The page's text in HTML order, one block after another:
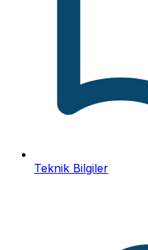
Teknik Bilgiler